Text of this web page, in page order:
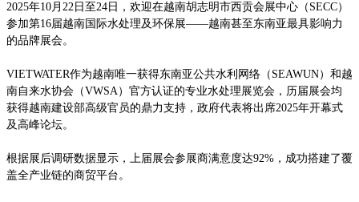
2025年10月22日至24日，欢迎在越南胡志明市西贡会展中心（SECC）
参加第16届越南国际水处理及环保展——越南甚至东南亚最具影响力
的品牌展会。
VIETWATER作为越南唯一获得东南亚公共水利网络（SEAWUN）和越
南自来水协会（VWSA）官方认证的专业水处理展览会，历届展会均
获得越南建设部高级官员的鼎力支持，政府代表将出席2025年开幕式
及高峰论坛。
根据展后调研数据显示，上届展会参展商满意度达92%，成功搭建了覆
盖全产业链的商贸平台。